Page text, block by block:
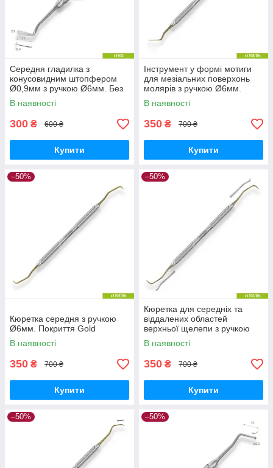
Середня гладилка з
конусовидним штопфером
Ø0,9мм з ручкою Ø6мм. Без
покриття
В наявності
300 ₴ 600 ₴
Купити
Інструмент у формі мотиги
для мезіальних поверхонь
молярів з ручкою Ø6мм.
Покриття Gold
В наявності
350 ₴ 700 ₴
Купити
–50%
Кюретка середня з ручкою
Ø6мм. Покриття Gold
В наявності
350 ₴ 700 ₴
Купити
–50%
Кюретка для середніх та
віддалених областей
верхньої щелепи з ручкою
Ø6мм. Покриття Gold
В наявності
350 ₴ 700 ₴
Купити
–50% –50%